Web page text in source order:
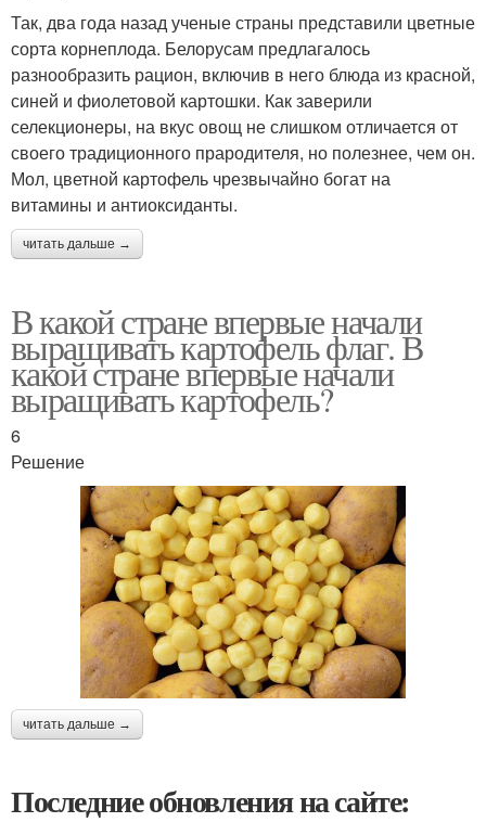
Так, два года назад ученые страны представили цветные
сорта корнеплода. Белорусам предлагалось
разнообразить рацион, включив в него блюда из красной,
синей и фиолетовой картошки. Как заверили
селекционеры, на вкус овощ не слишком отличается от
своего традиционного прародителя, но полезнее, чем он.
Мол, цветной картофель чрезвычайно богат на
витамины и антиоксиданты.
читать дальше →
В какой стране впервые начали
выращивать картофель флаг. В
какой стране впервые начали
выращивать картофель?
6
Решение
читать дальше →
Последние обновления на сайте: